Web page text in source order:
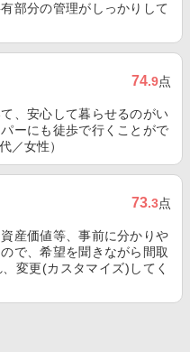
部分の管理がしっかりして
74.9点
、安心して暮らせるのがい
ーにも徒歩で行くことがで
／女性）
73.3点
産価値等、事前に分かりや
で、希望を聞きながら間取
変更(カスタマイズ)してく